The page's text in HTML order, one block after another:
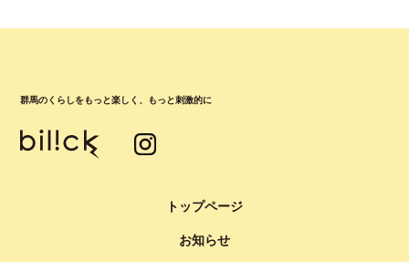
群馬のくらしをもっと楽しく、もっと刺激的に
トップページ
お知らせ